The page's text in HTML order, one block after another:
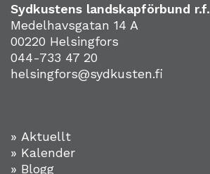
Sydkustens landskapförbund r.f.
Medelhavsgatan 14 A
00220 Helsingfors
044-733 47 20
helsingfors@sydkusten.fi
» Aktuellt
» Kalender
» Blogg